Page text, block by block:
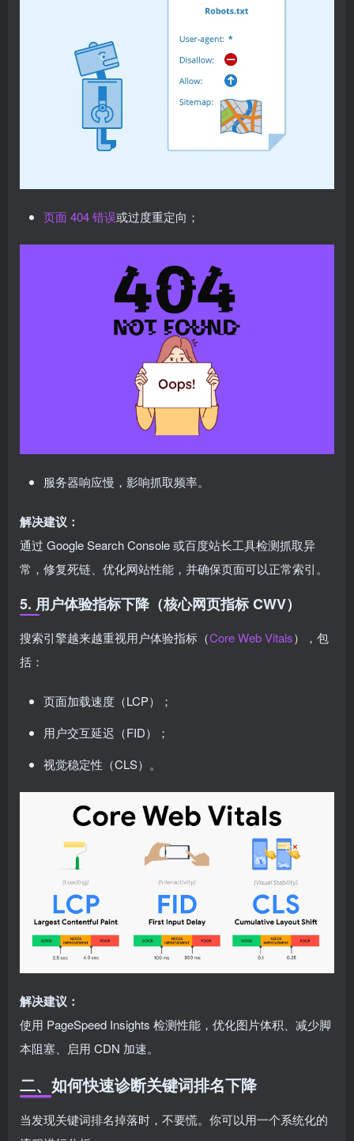
页面 404 错误或过度重定向；
服务器响应慢，影响抓取频率。
解决建议：
通过 Google Search Console 或百度站长工具检测抓取异
常，修复死链、优化网站性能，并确保页面可以正常索引。
5. 用户体验指标下降（核心网页指标 CWV）
搜索引擎越来越重视用户体验指标（Core Web Vitals），包
括：
页面加载速度（LCP）；
用户交互延迟（FID）；
视觉稳定性（CLS）。
解决建议：
使用 PageSpeed Insights 检测性能，优化图片体积、减少脚
本阻塞、启用 CDN 加速。
二、如何快速诊断关键词排名下降
当发现关键词排名掉落时，不要慌。你可以用一个系统化的